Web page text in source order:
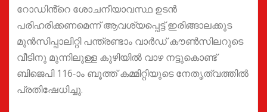
റോഡിൻ്റെ ശോചനീയാവസ്ഥ ഉടൻ
പരിഹരിക്കണമെന്ന് ആവശ്യപ്പെട്ട് ഇരിങ്ങാലക്കുട
മുൻസിപ്പാലിറ്റി പന്ത്രണ്ടാം വാർഡ് കൗൺസിലറുടെ
വീടിനു മുന്നിലുള്ള കുഴിയിൽ വാഴ നട്ടുകൊണ്ട്
ബിജെപി 116-ാം ബൂത്ത് കമ്മിറ്റിയുടെ നേതൃത്വത്തിൽ
പ്രതിഷേധിച്ചു.